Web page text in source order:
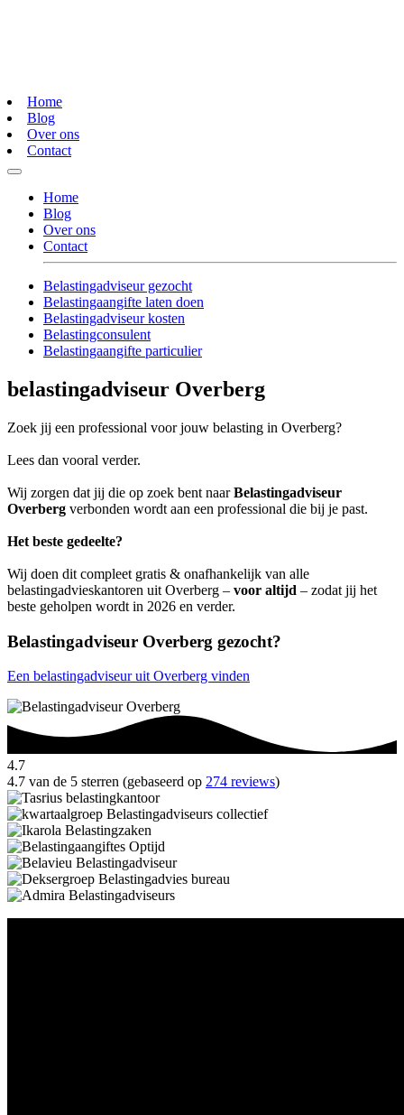
Home
Blog
Over ons
Contact
Home
Blog
Over ons
Contact
Belastingadviseur gezocht
Belastingaangifte laten doen
Belastingadviseur kosten
Belastingconsulent
Belastingaangifte particulier
belastingadviseur Overberg
Zoek jij een professional voor jouw belasting in Overberg?
Lees dan vooral verder.
Wij zorgen dat jij die op zoek bent naarBelastingadviseur
Overberg verbonden wordt aan een professional die bij je past.
Het beste gedeelte?
Wij doen dit compleet gratis & onafhankelijk van alle
belastingadvieskantoren uit Overberg – voor altijd – zodat jij het
beste geholpen wordt in 2026 en verder.
Belastingadviseur Overberg gezocht?
Een belastingadviseur uit Overberg vinden
4.7
4.7 van de 5 sterren (gebaseerd op 274 reviews)